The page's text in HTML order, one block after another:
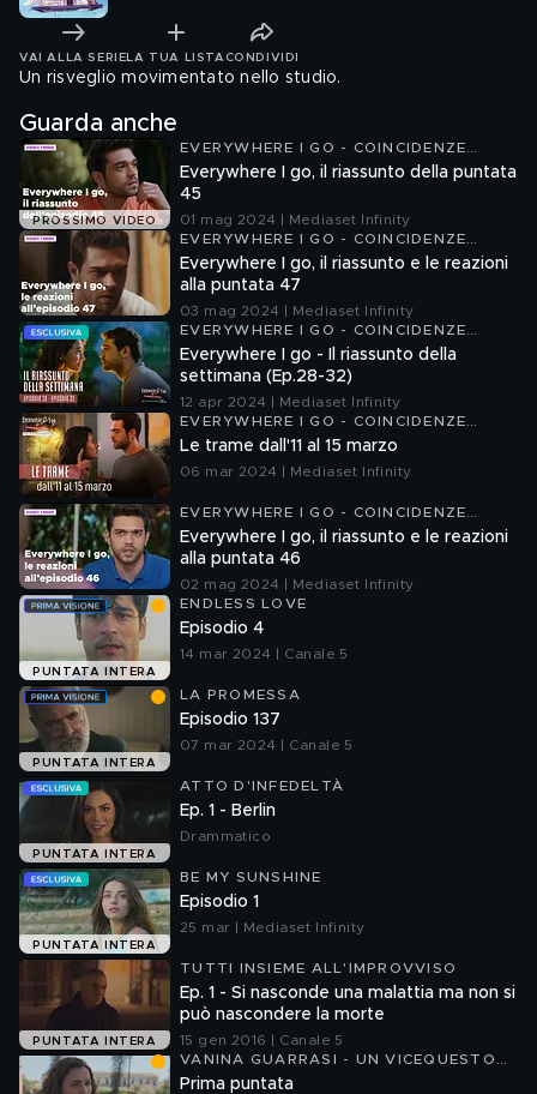
VAI ALLA SERIE LA TUA LISTA CONDIVIDI
Un risveglio movimentato nello studio.
Guarda anche
PROSSIMO VIDEO
EVERYWHERE I GO - COINCIDENZE
D'AMORE
Everywhere I go, il riassunto della puntata
45
01 mag 2024 | Mediaset Infinity
EVERYWHERE I GO - COINCIDENZE
D'AMORE
Everywhere I go, il riassunto e le reazioni
alla puntata 47
03 mag 2024 | Mediaset Infinity
EVERYWHERE I GO - COINCIDENZE
D'AMORE
Everywhere I go - Il riassunto della
settimana (Ep.28-32)
12 apr 2024 | Mediaset Infinity
EVERYWHERE I GO - COINCIDENZE
D'AMORE
Le trame dall'11 al 15 marzo
06 mar 2024 | Mediaset Infinity
EVERYWHERE I GO - COINCIDENZE
D'AMORE
Everywhere I go, il riassunto e le reazioni
alla puntata 46
02 mag 2024 | Mediaset Infinity
PUNTATA INTERA
ENDLESS LOVE
Episodio 4
14 mar 2024 | Canale 5
PUNTATA INTERA
LA PROMESSA
Episodio 137
07 mar 2024 | Canale 5
PUNTATA INTERA
ATTO D'INFEDELTÀ
Ep. 1 - Berlin
Drammatico
PUNTATA INTERA
BE MY SUNSHINE
Episodio 1
25 mar | Mediaset Infinity
PUNTATA INTERA
TUTTI INSIEME ALL'IMPROVVISO
Ep. 1 - Si nasconde una malattia ma non si
può nascondere la morte
15 gen 2016 | Canale 5
VANINA GUARRASI - UN VICEQUESTORE
A CATANIA
Prima puntata